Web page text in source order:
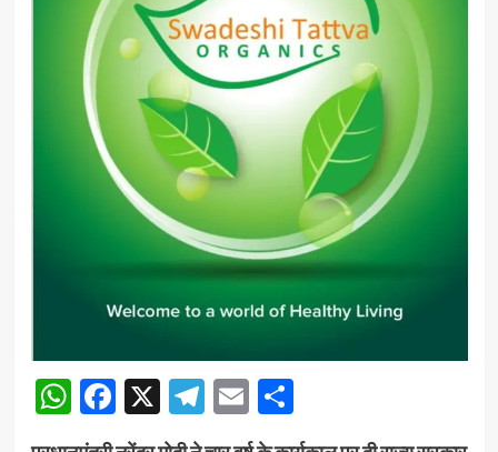
WhatsApp
Facebook
X Telegram
EmailShare